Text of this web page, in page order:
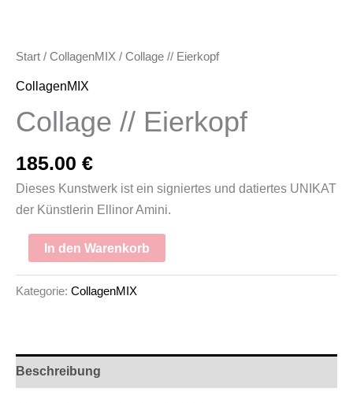
Start / CollagenMIX / Collage // Eierkopf
CollagenMIX
Collage // Eierkopf
185.00 €
Dieses Kunstwerk ist ein signiertes und datiertes UNIKAT
der Künstlerin Ellinor Amini.
In den Warenkorb
Kategorie: CollagenMIX
Beschreibung